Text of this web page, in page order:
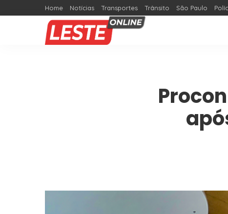
Home Notícias Transportes Trânsito São Paulo